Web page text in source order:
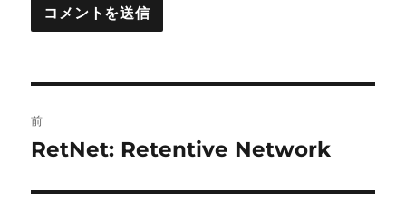
稿
前
前
投
RetNet: Retentive Network